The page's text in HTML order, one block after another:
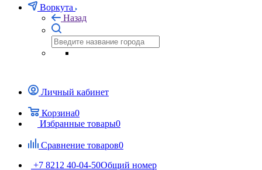
Воркута
Назад
Личный кабинет
Корзина0
Избранные товары0
Сравнение товаров0
+7 8212 40-04-50Общий номер